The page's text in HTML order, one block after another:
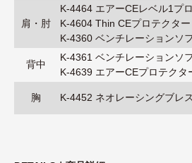
肩・肘
K-4464 エアーCEレベル1プ
K-4604 Thin CEプロテクター
K-4360 ベンチレーションソ
背中
K-4361 ベンチレーションソ
K-4639 エアーCEプロテクタ
胸 K-4452 ネオレーシングブレ